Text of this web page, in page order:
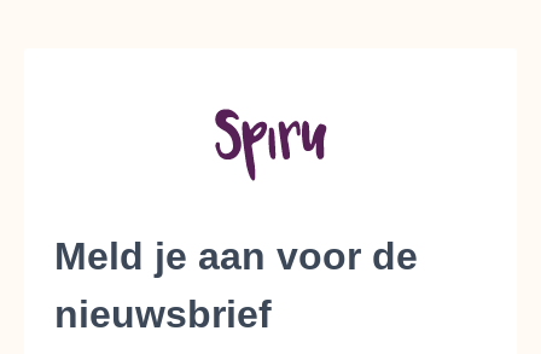
Meld je aan voor de
nieuwsbrief